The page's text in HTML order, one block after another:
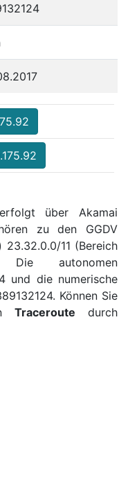
über Akamai
zu den GGDV
23.32.0.0/11 (Bereich
Die autonomen
und die numerische
Können Sie
Traceroute durch